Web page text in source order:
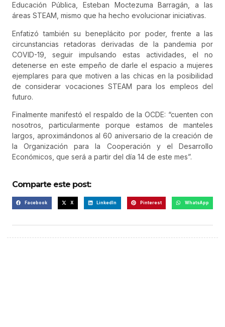
Educación Pública, Esteban Moctezuma Barragán, a las
áreas STEAM, mismo que ha hecho evolucionar iniciativas.
Enfatizó también su beneplácito por poder, frente a las
circunstancias retadoras derivadas de la pandemia por
COVID-19, seguir impulsando estas actividades, el no
detenerse en este empeño de darle el espacio a mujeres
ejemplares para que motiven a las chicas en la posibilidad
de considerar vocaciones STEAM para los empleos del
futuro.
Finalmente manifestó el respaldo de la OCDE: “cuenten con
nosotros, particularmente porque estamos de manteles
largos, aproximándonos al 60 aniversario de la creación de
la Organización para la Cooperación y el Desarrollo
Económicos, que será a partir del día 14 de este mes”.
Comparte este post:
Facebook X LinkedIn Pinterest WhatsApp